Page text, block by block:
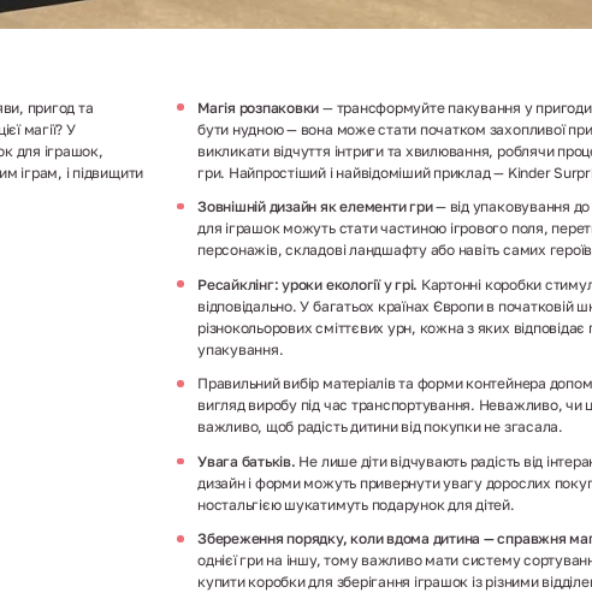
пригод та
магії? У
для іграшок,
іграм, і підвищити
Магія розпаковки — трансформуйте пакування у
бути нудною — вона може стати початком захопливої
викликати відчуття інтриги та хвилювання, роблячи
гри. Найпростіший і найвідоміший приклад — Kinder
Зовнішній дизайн як елементи гри— від упаковування до
для іграшок можуть стати частиною ігрового поля,
персонажів, складові ландшафту або навіть самих
Ресайклінг: уроки екології у грі. Картонні коробки
відповідально. У багатьох країнах Європи в початковій
різнокольорових сміттєвих урн, кожна з яких
упакування.
Правильний вибір матеріалів та форми контейнера
вигляд виробу під час транспортування. Неважливо, чи
важливо, щоб радість дитини від покупки не згасала.
Увага батьків. Не лише діти відчувають радість від
дизайн і форми можуть привернути увагу дорослих
ностальгією шукатимуть подарунок для дітей.
Збереження порядку, коли вдома дитина — справжня
однієї гри на іншу, тому важливо мати систему
купити коробки для зберігання іграшок із різними